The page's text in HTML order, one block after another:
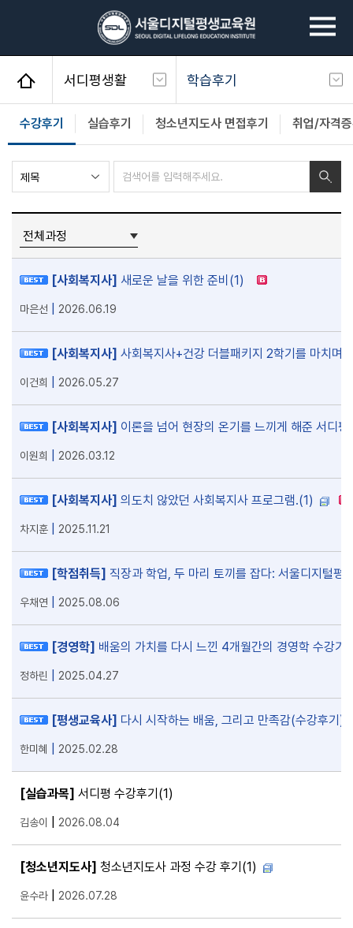
서디평생활
사회복지사
평생교육사
건강가정사
청소년지도사
경영학/CPA
심리학
서디평생활
기타
학습후기
공지사항
학사일정
전체개설교과목
장학제도
성적우수장학생
수강후기 실습후기 청소년지도사 면접후기 취업/자격
[사회복지사] 새로운 날을 위한 준비 (1)
마은선 2026.06.19
[사회복지사] 사회복지사+건강 더블패키지 2학기를 마치며
이건희 2026.05.27
[사회복지사] 이론을 넘어 현장의 온기를 느끼게 해준 서디평
이원희 2026.03.12
[사회복지사] 의도치 않았던 사회복지사 프로그램.(1)
차지훈 2025.11.21
[학점취득] 직장과 학업, 두 마리 토끼를 잡다: 서울디지털평
우채연 2025.08.06
[경영학] 배움의 가치를 다시 느낀 4개월간의 경영학 수강기
정하린 2025.04.27
[평생교육사] 다시 시작하는 배움, 그리고 만족감(수강후기)
한미혜 2025.02.28
[실습과목] 서디평 수강후기(1)
김송이 2026.08.04
[청소년지도사] 청소년지도사 과정 수강 후기(1)
윤수라 2026.07.28